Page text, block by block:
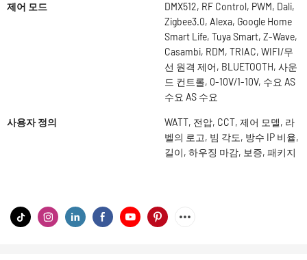
제어 모드
DMX512, RF Control, PWM, Dali,
Zigbee3.0, Alexa, Google Home
Smart Life, Tuya Smart, Z-Wave,
Casambi, RDM, TRIAC, WIFI/무
선 원격 제어, BLUETOOTH, 사운
드 컨트롤, 0-10V/1-10V, 수요 AS
수요 AS 수요
사용자 정의
WATT, 전압, CCT, 제어 모델, 라
벨의 로고, 빔 각도, 방수 IP 비율,
길이, 하우징 마감, 보증, 패키지